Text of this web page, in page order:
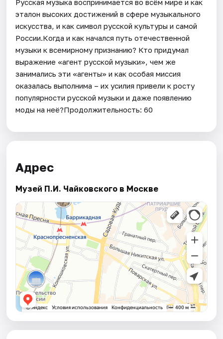
Русская музыка воспринимается во всём мире и как
эталон высоких достижений в сфере музыкального
искусства, и как символ русской культуры и самой
России.Когда и как начался путь отечественной
музыки к всемирному признанию? Кто придумал
выражение «агент русской музыки», чем же
занимались эти «агенты» и как особая миссия
оказалась выполнима – их усилия привели к росту
популярности русской музыки и даже появлению
моды на неё?Продолжительность: 60
Адрес
Музей П.И. Чайковского в Москве